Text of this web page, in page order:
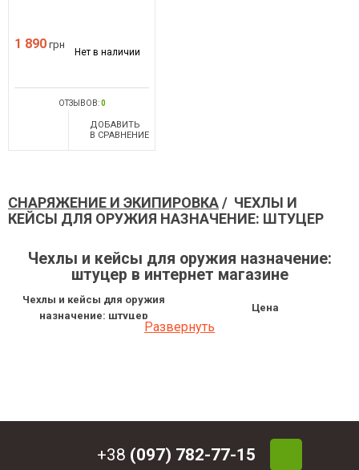
1 890 грн
Нет в наличии
ОТЗЫВОВ:0
ДОБАВИТЬ
В СРАВНЕНИЕ
СНАРЯЖЕНИЕ И ЭКИПИРОВКА/ ЧЕХЛЫ И
КЕЙСЫ ДЛЯ ОРУЖИЯ НАЗНАЧЕНИЕ: ШТУЦЕР
Чехлы и кейсы для оружия назначение:
штуцер в интернет магазине
Чехлы и кейсы для оружия
назначение: штуцер
Цена
Чехол Bergara для разборныхРазвернуть
+38 (097) 782-77-15